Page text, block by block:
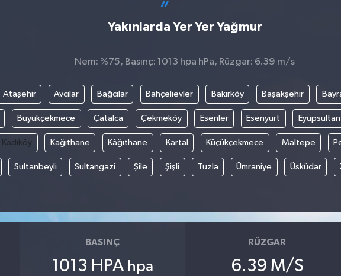
Yakınlarda Yer Yer Yağmur
Nem: %75, Basınç: 1013 hpa hPa, Rüzgar: 6.39 m/s
Ataşehir Avcılar Bağcılar Bahçelievler Bakırköy Başakşehir
Büyükçekmece Çatalca Çekmeköy Esenler Esenyurt Eyüpsultan
Kadıköy Kağıthane Kâğıthane Kartal Küçükçekmece Maltepe
Sultanbeyli Sultangazi Şile Şişli Tuzla Ümraniye Üsküdar
BASINÇ
1013 HPA hpa
RÜZGAR
6.39 M/S